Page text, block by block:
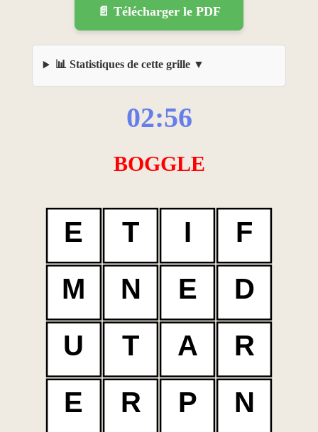
📄 Télécharger le PDF
📊 Statistiques de cette grille
02:56
BOGGLE
E T I
F
M
N E
D
U
T A R
E R P N